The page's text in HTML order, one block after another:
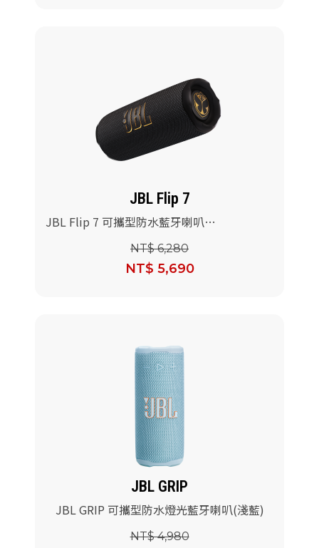
JBL Flip 7
JBL Flip 7 可攜型防水藍牙喇叭
(Tomorrowland聯名版)
NT$ 6,280
NT$ 5,690
JBL GRIP
JBL GRIP 可攜型防水燈光藍牙喇叭(淺藍)
NT$ 4,980